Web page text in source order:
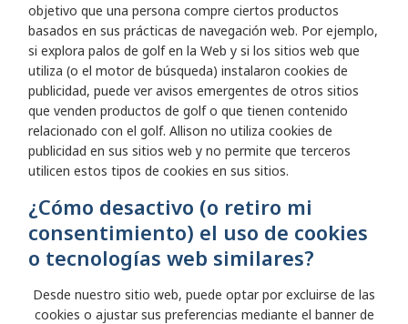
objetivo que una persona compre ciertos productos
basados en sus prácticas de navegación web. Por ejemplo,
si explora palos de golf en la Web y si los sitios web que
utiliza (o el motor de búsqueda) instalaron cookies de
publicidad, puede ver avisos emergentes de otros sitios
que venden productos de golf o que tienen contenido
relacionado con el golf. Allison no utiliza cookies de
publicidad en sus sitios web y no permite que terceros
utilicen estos tipos de cookies en sus sitios.
¿Cómo desactivo (o retiro mi
consentimiento) el uso de cookies
o tecnologías web similares?
Desde nuestro sitio web, puede optar por excluirse de las
cookies o ajustar sus preferencias mediante el banner de